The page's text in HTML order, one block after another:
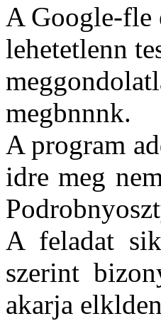
A Google-fle
lehetetlenn
megbnnnk.
A program
idre meg
A feladat
szerint
akarja